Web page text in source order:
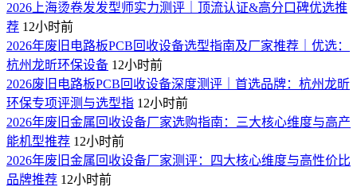
2026上海烫卷发发型师实力测评｜顶流认证&高分口碑优选推
荐 12小时前
2026年废旧电路板PCB回收设备选型指南及厂家推荐｜优选：
杭州龙昕环保设备 12小时前
2026废旧电路板PCB回收设备深度测评｜首选品牌：杭州龙昕
环保专项评测与选型指 12小时前
2026年废旧金属回收设备厂家选购指南：三大核心维度与高产
能机型推荐 12小时前
2026年废旧金属回收设备厂家测评：四大核心维度与高性价比
品牌推荐 12小时前